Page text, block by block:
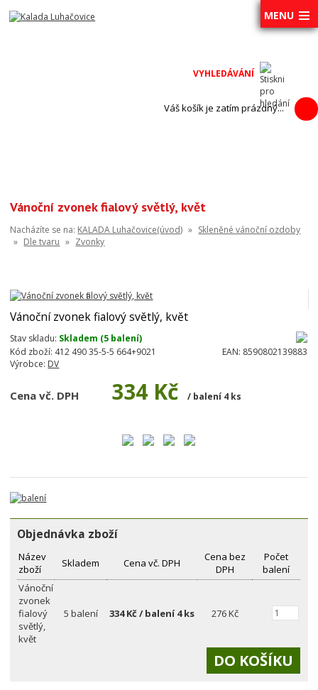
MENU
Váš košík je zatím prázdný...
Vánoční zvonek fialový světlý, květ
Nacházíte se na: KALADA Luhačovice(úvod) » Skleněné vánoční ozdoby
» Dle tvaru » Zvonky
Vánoční zvonek fialový světlý, květ
Stav skladu: Skladem (5 balení)
Kód zboží: 412 490 35-5-5 664+9021 EAN: 8590802139883
Výrobce: DV
Cena vč. DPH 334 Kč / balení 4 ks
Objednávka zboží
Název
zboží
Skladem Cena vč. DPH
Cena bez
DPH
Počet
balení
Vánoční
zvonek
fialový
světlý,
květ
5 balení 334 Kč / balení 4 ks 276 Kč